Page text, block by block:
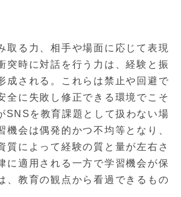
取る力、相手や場面に応じて表現
突時に対話を行う力は、経験と振
成される。これらは禁止や回避で
全に失敗し修正できる環境でこそ
SNSを教育課題として扱わない場
機会は偶発的かつ不均等となり、
質によって経験の質と量が左右さ
に適用される一方で学習機会が保
、教育の観点から看過できるもの